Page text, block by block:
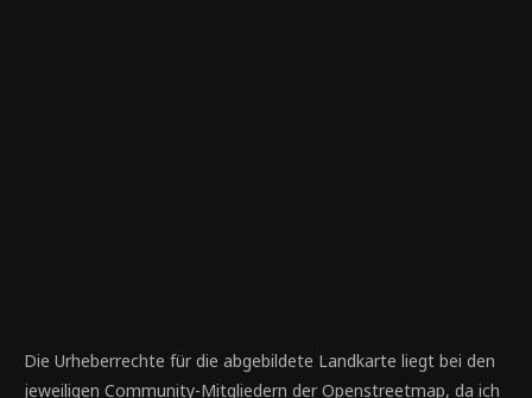
Die Urheberrechte für die abgebildete Landkarte liegt bei den
jeweiligen Community-Mitgliedern der Openstreetmap, da ich